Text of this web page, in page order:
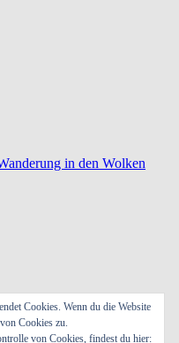
in den Wolken
Cookies. Wenn du die Website
Cookies zu.
von Cookies, findest du hier: